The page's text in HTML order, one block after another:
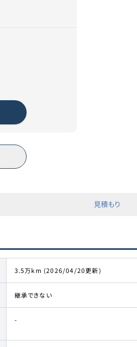
見積もり
3.5万km (2026/04/20更新)
継承できない
-